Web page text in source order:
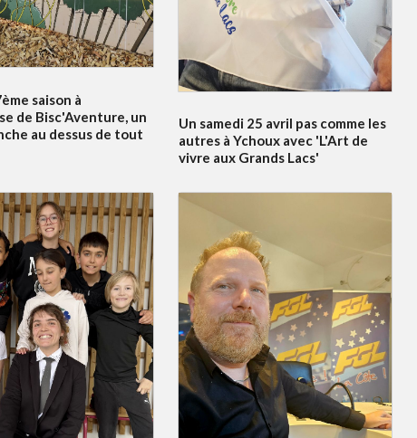
saison à
de Bisc'Aventure, un
au dessus de tout
Un samedi 25 avril pas comme les
autres à Ychoux avec 'L'Art de
vivre aux Grands Lacs'